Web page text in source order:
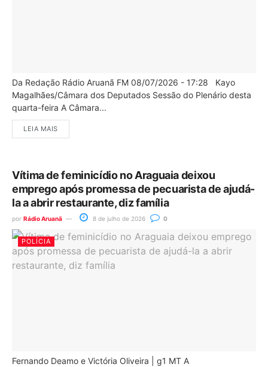
Da Redação Rádio Aruanã FM 08/07/2026 - 17:28 Kayo
Magalhães/Câmara dos Deputados Sessão do Plenário desta
quarta-feira A Câmara...
LEIA MAIS
Vítima de feminicídio no Araguaia deixou
emprego após promessa de pecuarista de ajudá-
la a abrir restaurante, diz família
por Rádio Aruanã 8 de julho de 2026 0
POLÍCIA
Fernando Deamo e Victória Oliveira | g1 MT A